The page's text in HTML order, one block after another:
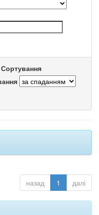
Сортування
назад 1 далі